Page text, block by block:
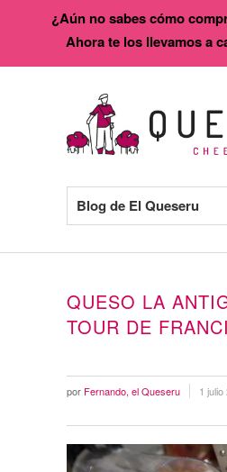
Blog de El Queseru
QUESO LA
TOUR DE
por Fernando, el Queseru 1 julio
¿Aún no sabes cómo
Ahora te los llevamos a